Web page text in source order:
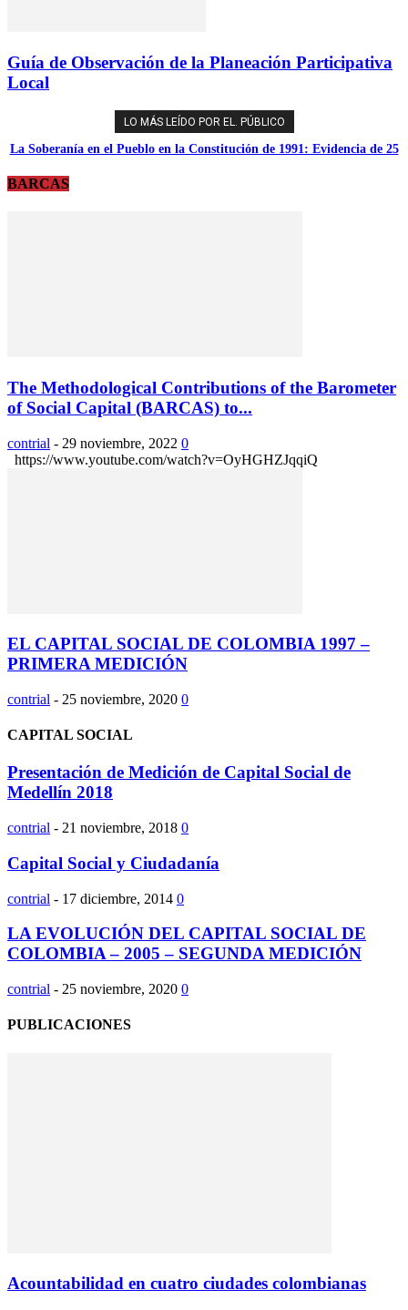
Guía de Observación de la Planeación Participativa
Local
LO MÁS LEÍDO POR EL. PÚBLICO
La Soberanía en el Pueblo en la Constitución de 1991: Evidencia de 25
BARCAS
The Methodological Contributions of the Barometer
of Social Capital (BARCAS) to...
contrial - 29 noviembre, 2022 0
https://www.youtube.com/watch?v=OyHGHZJqqiQ
EL CAPITAL SOCIAL DE COLOMBIA 1997 –
PRIMERA MEDICIÓN
contrial - 25 noviembre, 2020 0
CAPITAL SOCIAL
Presentación de Medición de Capital Social de
Medellín 2018
contrial - 21 noviembre, 2018 0
Capital Social y Ciudadanía
contrial - 17 diciembre, 2014 0
LA EVOLUCIÓN DEL CAPITAL SOCIAL DE
COLOMBIA – 2005 – SEGUNDA MEDICIÓN
contrial - 25 noviembre, 2020 0
PUBLICACIONES
Acountabilidad en cuatro ciudades colombianas